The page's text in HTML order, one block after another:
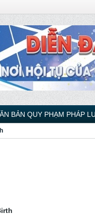
BẢN QUY PHẠM PHÁP